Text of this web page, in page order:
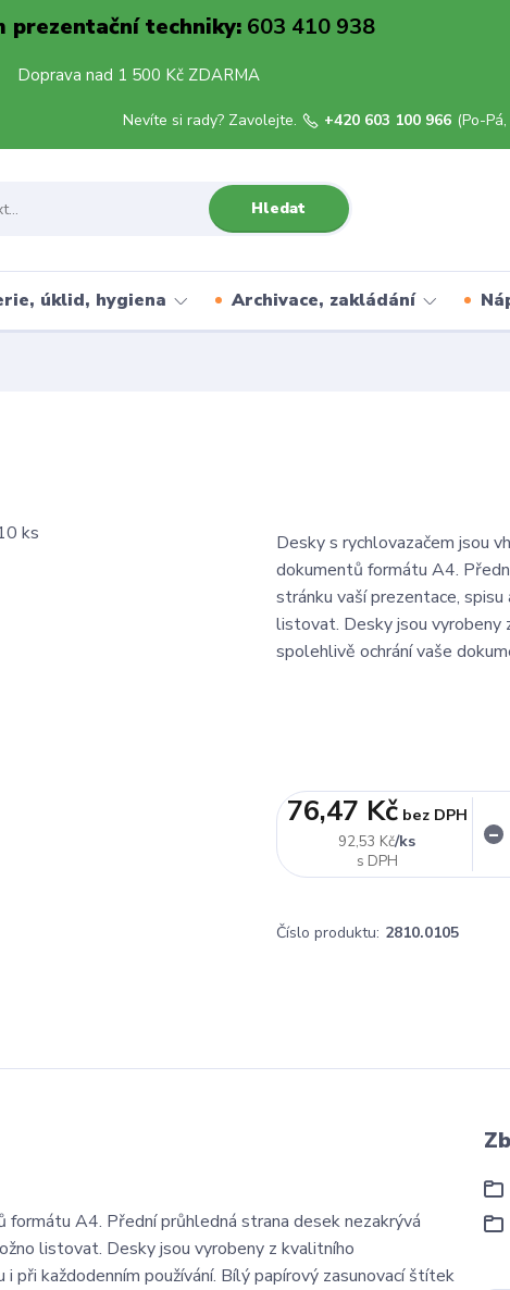
prezentační techniky:603 410 938
Doprava nad 1 500 Kč ZDARMA
Hledat
Nevíte si rady? Zavolejte. +420 603 100 966 (Po-
úklid, hygiena Archivace, zakládání
Desky s rychlovazačem jsou
dokumentů formátu A4.
stránku vaší prezentace,
listovat. Desky jsou vyrobeny
spolehlivě ochrání vaše
92,53 Kč/ks
76,47 Kč bez DPH
Číslo produktu: 2810.0105
formátu A4. Přední průhledná strana desek nezakrývá
listovat. Desky jsou vyrobeny z kvalitního
každodenním používání. Bílý papírový zasunovací štítek